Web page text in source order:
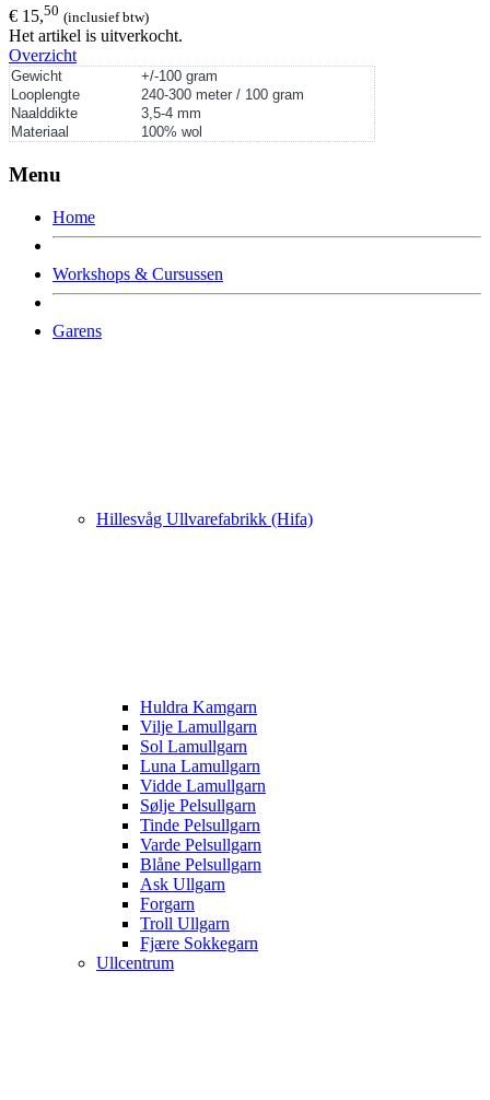
€ 15,50 (inclusief btw)
Het artikel is uitverkocht.
Overzicht
Gewicht
+/-100 gram
Looplengte
240-300 meter / 100 gram
Naalddikte
3,5-4 mm
Materiaal
100% wol
Menu
Home
Workshops & Cursussen
Garens
Hillesvåg Ullvarefabrikk (Hifa)
Huldra Kamgarn
Vilje Lamullgarn
Sol Lamullgarn
Luna Lamullgarn
Vidde Lamullgarn
Sølje Pelsullgarn
Tinde Pelsullgarn
Varde Pelsullgarn
Blåne Pelsullgarn
Ask Ullgarn
Forgarn
Troll Ullgarn
Fjære Sokkegarn
Ullcentrum